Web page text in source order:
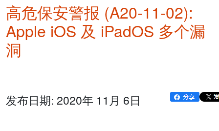
高危保安警报 (A20-11-02):
Apple iOS 及 iPadOS 多个漏
洞
发布日期: 2020年 11月 6日